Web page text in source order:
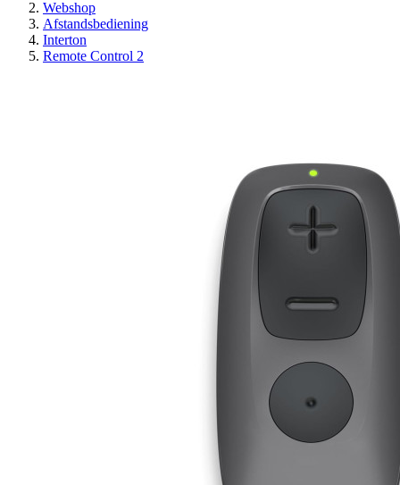
Webshop
Afstandsbediening
Interton
Remote Control 2